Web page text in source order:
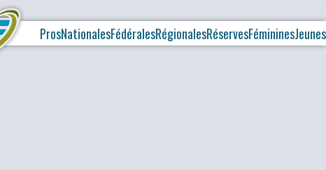
ProsNationalesFédéralesRégionalesRéservesFémininesJeunes